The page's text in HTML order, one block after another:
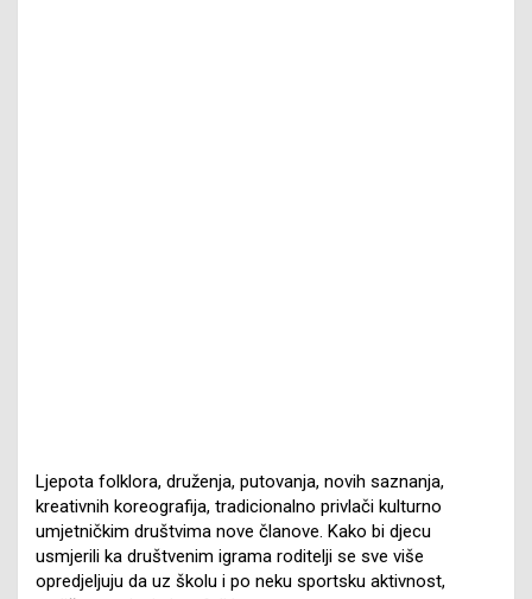
Ljepota folklora, druženja, putovanja, novih saznanja,
kreativnih koreografija, tradicionalno privlači kulturno
umjetničkim društvima nove članove. Kako bi djecu
usmjerili ka društvenim igrama roditelji se sve više
opredjeljuju da uz školu i po neku sportsku aktivnost,